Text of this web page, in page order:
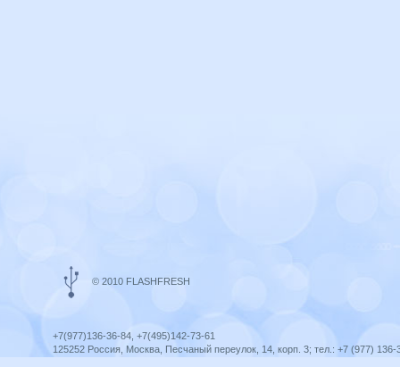
© 2010 FLASHFRESH
+7(977)136-36-84, +7(495)142-73-61
125252 Россия, Москва, Песчаный переулок, 14, корп. 3; тел.: +7 (977) 136-